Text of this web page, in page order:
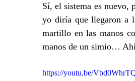
Sí, el sistema es nuevo,
yo diría que llegaron a
martillo en las manos
manos de un simio…
https://youtu.be/